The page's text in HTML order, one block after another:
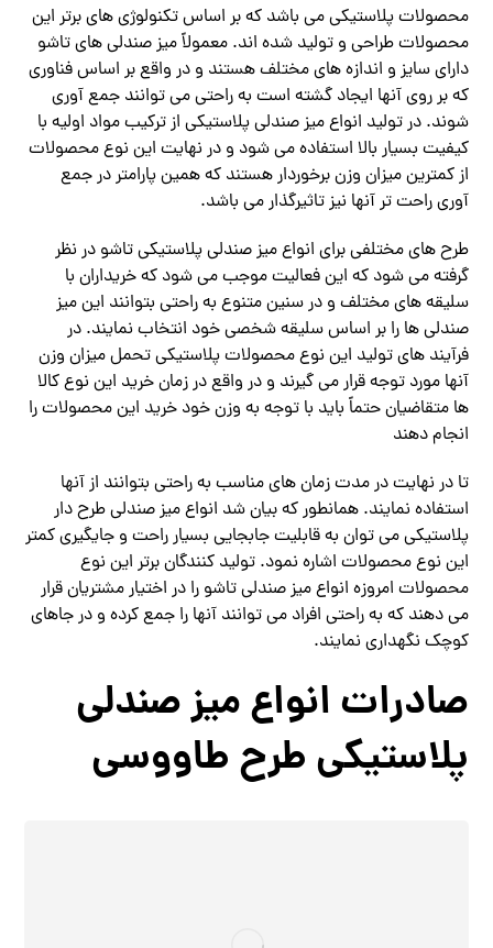
محصولات پلاستیکی می باشد که بر اساس تکنولوژی های برتر این
محصولات طراحی و تولید شده اند. معمولاً میز صندلی های تاشو
دارای سایز و اندازه های مختلف هستند و در واقع بر اساس فناوری
که بر روی آنها ایجاد گشته است به راحتی می‌ توانند جمع‌ آوری
شوند. در تولید انواع میز صندلی پلاستیکی از ترکیب مواد اولیه با
کیفیت بسیار بالا استفاده می شود و در نهایت این نوع محصولات
از کمترین میزان وزن برخوردار هستند که همین پارامتر در جمع
آوری راحت‌ تر آنها نیز تاثیرگذار می‌ باشد.
طرح‌ های مختلفی برای انواع میز صندلی پلاستیکی تاشو در نظر
گرفته می‌ شود که این فعالیت موجب می‌ شود که خریداران با
سلیقه های مختلف و در سنین متنوع به راحتی بتوانند این میز
صندلی ها را بر اساس سلیقه شخصی خود انتخاب نمایند. در
فرآیند های تولید این نوع محصولات پلاستیکی تحمل میزان وزن
آنها مورد توجه قرار می‌ گیرند و در واقع در زمان خرید این نوع کالا
ها متقاضیان حتماً باید با توجه به وزن خود خرید این محصولات را
انجام دهند
تا در نهایت در مدت زمان های مناسب به راحتی بتوانند از آنها
استفاده نمایند. همانطور که بیان شد انواع میز صندلی طرح دار
پلاستیکی می توان به قابلیت جابجایی بسیار راحت و جایگیری کمتر
این نوع محصولات اشاره نمود. تولید کنندگان برتر این نوع
محصولات امروزه انواع میز صندلی تاشو را در اختیار مشتریان قرار
می دهند که به راحتی افراد می‌ توانند آنها را جمع کرده و در جاهای
کوچک نگهداری نمایند.
صادرات انواع میز صندلی
پلاستیکی طرح طاووسی